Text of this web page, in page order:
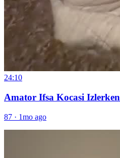
24:10
Amator Ifsa Kocasi
87 · 1mo ago